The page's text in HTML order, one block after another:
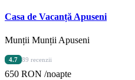
Casa de Vacanță Apuseni
Munții Munții Apuseni
4.7 89 recenzii
650 RON /noapte